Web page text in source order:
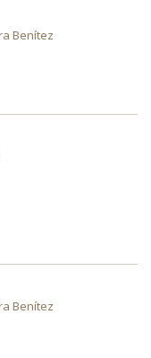
Benítez
Benítez